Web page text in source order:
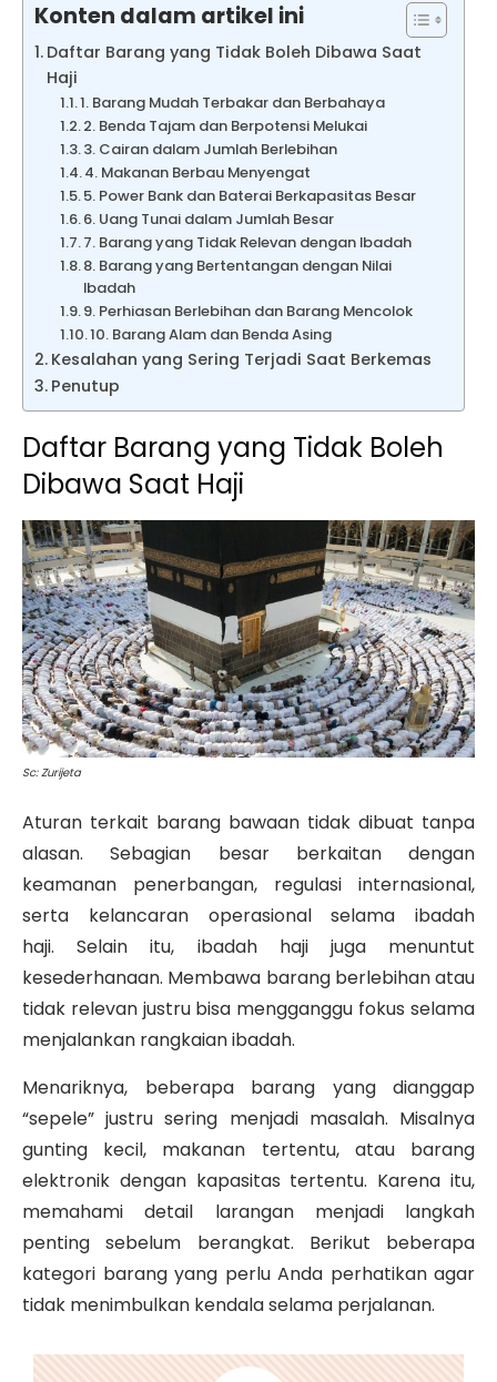
Konten dalam artikel ini
Daftar Barang yang Tidak Boleh Dibawa Saat
Haji
1. Barang Mudah Terbakar dan Berbahaya
2. Benda Tajam dan Berpotensi Melukai
3. Cairan dalam Jumlah Berlebihan
4. Makanan Berbau Menyengat
5. Power Bank dan Baterai Berkapasitas Besar
6. Uang Tunai dalam Jumlah Besar
7. Barang yang Tidak Relevan dengan Ibadah
8. Barang yang Bertentangan dengan Nilai
Ibadah
9. Perhiasan Berlebihan dan Barang Mencolok
10. Barang Alam dan Benda Asing
Kesalahan yang Sering Terjadi Saat Berkemas
Penutup
Daftar Barang yang Tidak Boleh
Dibawa Saat Haji
Sc: Zurijeta
Aturan terkait barang bawaan tidak dibuat tanpa
alasan. Sebagian besar berkaitan dengan
keamanan penerbangan, regulasi internasional,
serta kelancaran operasional selama ibadah
haji. Selain itu, ibadah haji juga menuntut
kesederhanaan. Membawa barang berlebihan atau
tidak relevan justru bisa mengganggu fokus selama
menjalankan rangkaian ibadah.
Menariknya, beberapa barang yang dianggap
“sepele” justru sering menjadi masalah. Misalnya
gunting kecil, makanan tertentu, atau barang
elektronik dengan kapasitas tertentu. Karena itu,
memahami detail larangan menjadi langkah
penting sebelum berangkat. Berikut beberapa
kategori barang yang perlu Anda perhatikan agar
tidak menimbulkan kendala selama perjalanan.